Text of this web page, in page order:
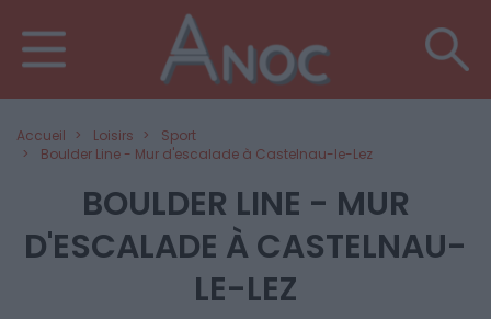
Accueil Loisirs
Sport
Boulder Line - Mur d'escalade à Castelnau-le-Lez
BOULDER LINE - MUR
D'ESCALADE À CASTELNAU-
LE-LEZ